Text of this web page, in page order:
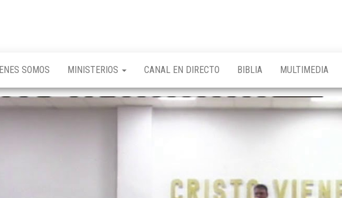
SOMOS MINISTERIOS CANAL EN DIRECTO BIBLIA MULTIMEDIA